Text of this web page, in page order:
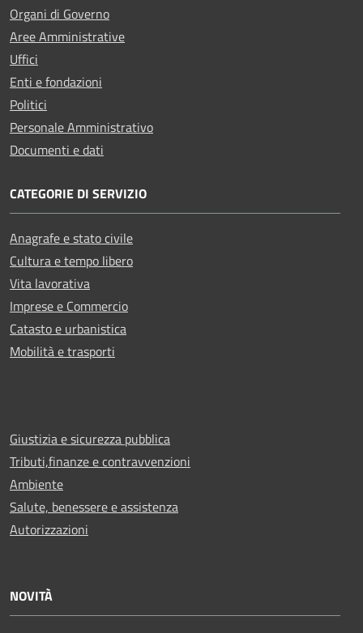
Organi di Governo
Aree Amministrative
Uffici
Enti e fondazioni
Politici
Personale Amministrativo
Documenti e dati
CATEGORIE DI SERVIZIO
Anagrafe e stato civile
Cultura e tempo libero
Vita lavorativa
Imprese e Commercio
Catasto e urbanistica
Mobilità e trasporti
Giustizia e sicurezza pubblica
Tributi,finanze e contravvenzioni
Ambiente
Salute, benessere e assistenza
Autorizzazioni
NOVITÀ